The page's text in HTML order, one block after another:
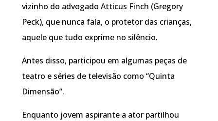
vizinho do advogado Atticus Finch (Gregory
Peck), que nunca fala, o protetor das crianças,
aquele que tudo exprime no silêncio.
Antes disso, participou em algumas peças de
teatro e séries de televisão como “Quinta
Dimensão”.
Enquanto jovem aspirante a ator partilhou